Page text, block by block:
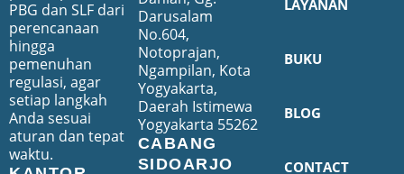
PBG dan SLF dari
perencanaan
hingga
pemenuhan
regulasi, agar
setiap langkah
Anda sesuai
aturan dan tepat
waktu.
Darusalam
No.604,
Notoprajan,
Ngampilan, Kota
Yogyakarta,
Daerah Istimewa
Yogyakarta 55262
CABANG
SIDOARJO
LAYANAN
BUKU
BLOG
CONTACT